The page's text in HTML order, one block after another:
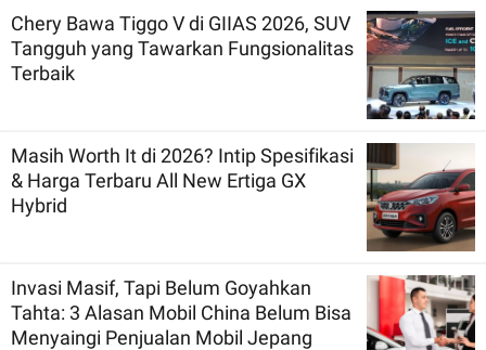
Chery Bawa Tiggo V di GIIAS 2026, SUV
Tangguh yang Tawarkan Fungsionalitas
Terbaik
Masih Worth It di 2026? Intip Spesifikasi
& Harga Terbaru All New Ertiga GX
Hybrid
Invasi Masif, Tapi Belum Goyahkan
Tahta: 3 Alasan Mobil China Belum Bisa
Menyaingi Penjualan Mobil Jepang